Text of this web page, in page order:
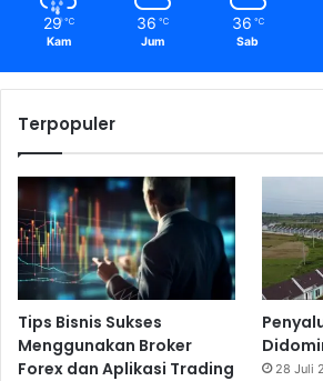
29 ℃
Kam
36 ℃
Jum
36 ℃
Sab
Terpopuler
Tips Bisnis Sukses
Menggunakan Broker
Forex dan Aplikasi Trading
28 Juli